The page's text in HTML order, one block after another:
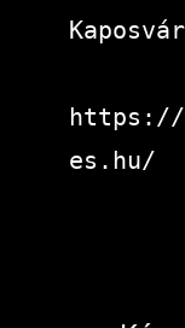
https://
es.hu/